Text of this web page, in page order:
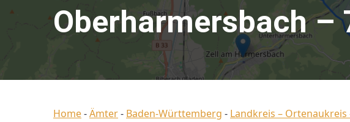
Oberharmersbach –
Home-Ämter- Baden-Württemberg - Landkreis – Ortenaukreis